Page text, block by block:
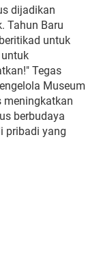
dijadikan
Tahun Baru
untuk
Tegas
Museum
meningkatkan
berbudaya
pribadi yang